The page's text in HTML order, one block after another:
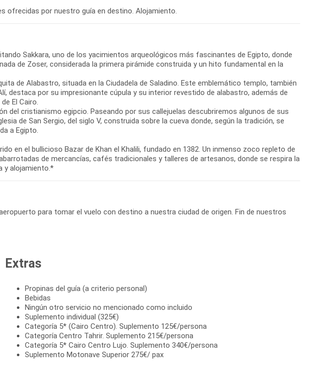
ofrecidas por nuestro guía en destino. Alojamiento.
Sakkara, uno de los yacimientos arqueológicos más fascinantes de Egipto, donde
de Zoser, considerada la primera pirámide construida y un hito fundamental en la
de Alabastro, situada en la Ciudadela de Saladino. Este emblemático templo, también
destaca por su impresionante cúpula y su interior revestido de alabastro, además de
El Cairo.
del cristianismo egipcio. Paseando por sus callejuelas descubriremos algunos de sus
de San Sergio, del siglo V, construida sobre la cueva donde, según la tradición, se
a Egipto.
en el bullicioso Bazar de Khan el Khalili, fundado en 1382. Un inmenso zoco repleto de
de mercancías, cafés tradicionales y talleres de artesanos, donde se respira la
y alojamiento.*
para tomar el vuelo con destino a nuestra ciudad de origen. Fin de nuestros
Extras
Propinas del guía (a criterio personal)
Bebidas
Ningún otro servicio no mencionado como incluido
Suplemento individual (325€)
Categoría 5* (Cairo Centro). Suplemento 125€/persona
Categoría Centro Tahrir. Suplemento 215€/persona
Categoría 5* Cairo Centro Lujo. Suplemento 340€/persona
Suplemento Motonave Superior 275€/ pax